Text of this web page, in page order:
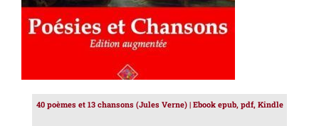
40 poèmes et 13 chansons (Jules Verne) | Ebook epub, pdf, Kindle